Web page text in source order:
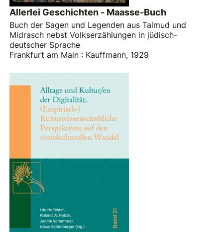
Allerlei Geschichten - Maasse-Buch
Buch der Sagen und Legenden aus Talmud und
Midrasch nebst Volkserzählungen in jüdisch-
deutscher Sprache
Frankfurt am Main : Kauffmann, 1929